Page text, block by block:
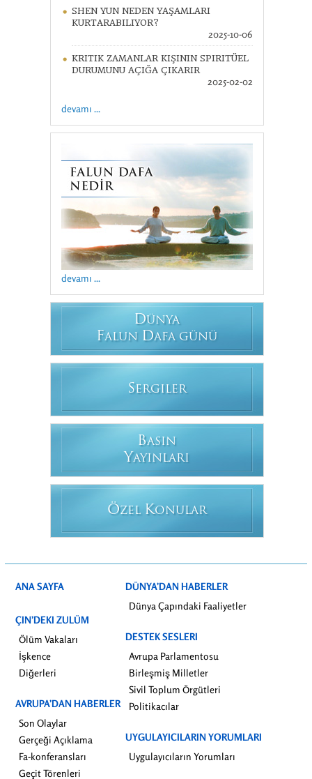
SHEN YUN NEDEN YAŞAMLARI
KURTARABILIYOR?
2025-10-06
KRITIK ZAMANLAR KIŞININ SPIRITÜEL
DURUMUNU AÇIĞA ÇIKARIR
2025-02-02
devamı ...
devamı ...
DÜNYA
FALUN DAFA GÜNÜ
SERGILER
BASIN
YAYINLARI
ÖZEL KONULAR
ANA SAYFA
ÇIN’DEKI ZULÜM
Ölüm Vakaları
İşkence
Diğerleri
AVRUPA’DAN HABERLER
Son Olaylar
Gerçeği Açıklama
Fa-konferansları
Geçit Törenleri
DÜNYA’DAN HABERLER
Dünya Çapındaki Faaliyetler
DESTEK SESLERI
Avrupa Parlamentosu
Birleşmiş Milletler
Sivil Toplum Örgütleri
Politikacılar
UYGULAYICILARIN YORUMLARI
Uygulayıcıların Yorumları